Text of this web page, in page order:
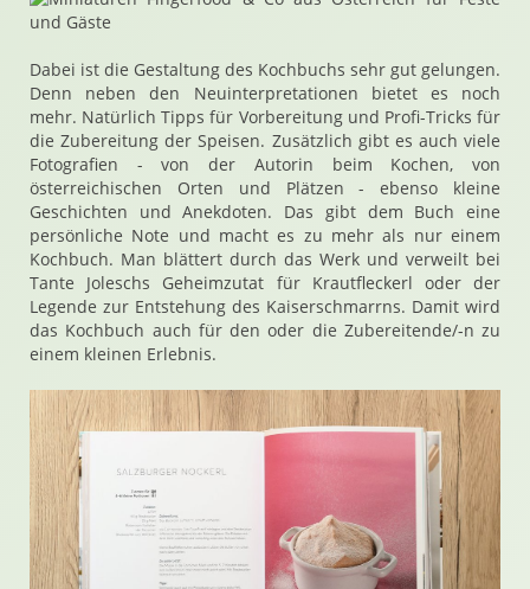
Dabei ist die Gestaltung des Kochbuchs sehr gut gelungen.
Denn neben den Neuinterpretationen bietet es noch
mehr. Natürlich Tipps für Vorbereitung und Profi-Tricks für
die Zubereitung der Speisen. Zusätzlich gibt es auch viele
Fotografien - von der Autorin beim Kochen, von
österreichischen Orten und Plätzen - ebenso kleine
Geschichten und Anekdoten. Das gibt dem Buch eine
persönliche Note und macht es zu mehr als nur einem
Kochbuch. Man blättert durch das Werk und verweilt bei
Tante Joleschs Geheimzutat für Krautfleckerl oder der
Legende zur Entstehung des Kaiserschmarrns. Damit wird
das Kochbuch auch für den oder die Zubereitende/-n zu
einem kleinen Erlebnis.